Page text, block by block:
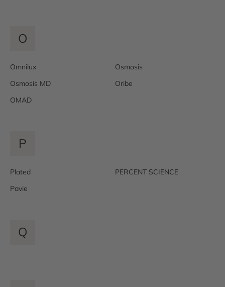
O
Omnilux
Osmosis
Osmosis MD
Oribe
OMAD
P
Plated
PERCENT SCIENCE
Pavie
Q